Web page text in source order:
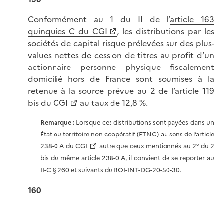
Conformément au 1 du II de l’article 163
quinquies C du CGI
, les distributions par les
sociétés de capital risque prélevées sur des plus-
values nettes de cession de titres au profit d’un
actionnaire personne physique fiscalement
domicilié hors de France sont soumises à la
retenue à la source prévue au 2 de l’article 119
bis du CGI
au taux de 12,8 %.
Remarque : Lorsque ces distributions sont payées dans un
État ou territoire non coopératif (ETNC) au sens de l’article
238-0 A du CGI
autre que ceux mentionnés au 2° du 2
bis du même article 238-0 A, il convient de se reporter au
II-C § 260 et suivants du BOI-INT-DG-20-50-30.
160